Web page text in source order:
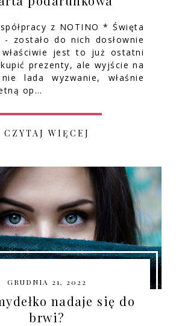
z NOTINO * Święta
zostało do nich dosłownie
jest to już ostatni
prezenty, ale wyjście na
lada wyzwanie, właśnie
op…
CZYTAJ WIĘCEJ
GRUDNIA 21, 2022
nadaje się do
brwi?